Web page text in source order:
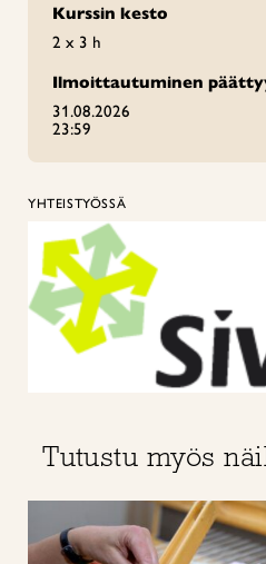
Kurssin kesto
2 x 3 h
Ilmoittautuminen
31.08.2026
23:59
YHTEISTYÖSSÄ
Tutustu myös